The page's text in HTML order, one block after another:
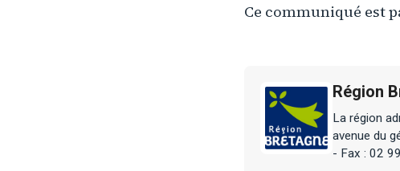
Ce communiqué est
Région
La région
avenue du
- Fax : 02